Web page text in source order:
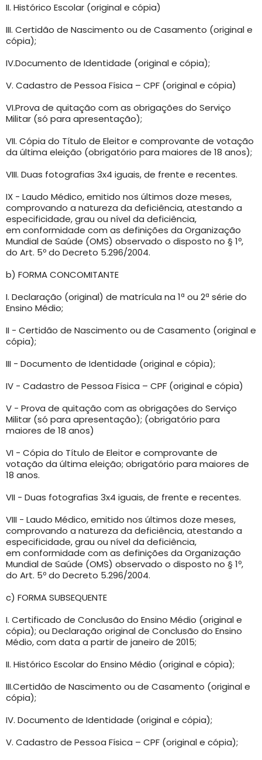
II. Histórico Escolar (original e cópia)
III. Certidão de Nascimento ou de Casamento (original e
cópia);
IV.Documento de Identidade (original e cópia);
V. Cadastro de Pessoa Física – CPF (original e cópia)
VI.Prova de quitação com as obrigações do Serviço
Militar (só para apresentação);
VII. Cópia do Título de Eleitor e comprovante de votação
da última eleição (obrigatório para maiores de 18 anos);
VIII. Duas fotografias 3x4 iguais, de frente e recentes.
IX - Laudo Médico, emitido nos últimos doze meses,
comprovando a natureza da deficiência, atestando a
especificidade, grau ou nível da deficiência,
em conformidade com as definições da Organização
Mundial de Saúde (OMS) observado o disposto no § 1º,
do Art. 5º do Decreto 5.296/2004.
b) FORMA CONCOMITANTE
I. Declaração (original) de matrícula na 1ª ou 2ª série do
Ensino Médio;
II - Certidão de Nascimento ou de Casamento (original e
cópia);
III - Documento de Identidade (original e cópia);
IV - Cadastro de Pessoa Física – CPF (original e cópia)
V - Prova de quitação com as obrigações do Serviço
Militar (só para apresentação); (obrigatório para
maiores de 18 anos)
VI - Cópia do Título de Eleitor e comprovante de
votação da última eleição; obrigatório para maiores de
18 anos.
VII - Duas fotografias 3x4 iguais, de frente e recentes.
VIII - Laudo Médico, emitido nos últimos doze meses,
comprovando a natureza da deficiência, atestando a
especificidade, grau ou nível da deficiência,
em conformidade com as definições da Organização
Mundial de Saúde (OMS) observado o disposto no § 1º,
do Art. 5º do Decreto 5.296/2004.
c) FORMA SUBSEQUENTE
I. Certificado de Conclusão do Ensino Médio (original e
cópia); ou Declaração original de Conclusão do Ensino
Médio, com data a partir de janeiro de 2015;
II. Histórico Escolar do Ensino Médio (original e cópia);
III.Certidão de Nascimento ou de Casamento (original e
cópia);
IV. Documento de Identidade (original e cópia);
V. Cadastro de Pessoa Física – CPF (original e cópia);